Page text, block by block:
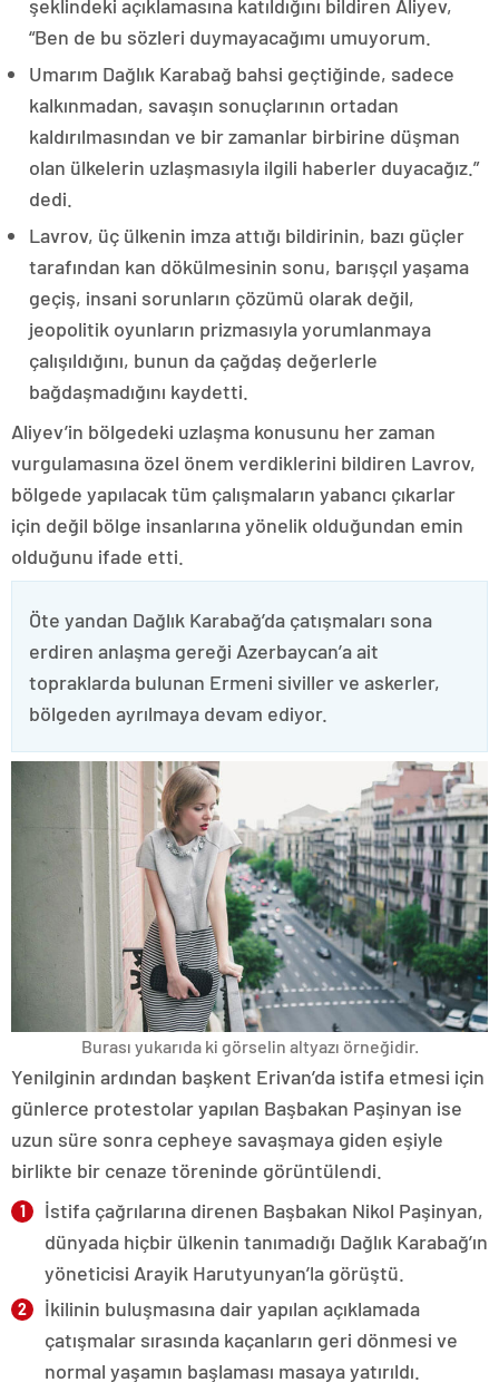
şeklindeki açıklamasına katıldığını bildiren Aliyev,
“Ben de bu sözleri duymayacağımı umuyorum.
Umarım Dağlık Karabağ bahsi geçtiğinde, sadece
kalkınmadan, savaşın sonuçlarının ortadan
kaldırılmasından ve bir zamanlar birbirine düşman
olan ülkelerin uzlaşmasıyla ilgili haberler duyacağız.”
dedi.
Lavrov, üç ülkenin imza attığı bildirinin, bazı güçler
tarafından kan dökülmesinin sonu, barışçıl yaşama
geçiş, insani sorunların çözümü olarak değil,
jeopolitik oyunların prizmasıyla yorumlanmaya
çalışıldığını, bunun da çağdaş değerlerle
bağdaşmadığını kaydetti.
Aliyev’in bölgedeki uzlaşma konusunu her zaman
vurgulamasına özel önem verdiklerini bildiren Lavrov,
bölgede yapılacak tüm çalışmaların yabancı çıkarlar
için değil bölge insanlarına yönelik olduğundan emin
olduğunu ifade etti.
Öte yandan Dağlık Karabağ’da çatışmaları sona
erdiren anlaşma gereği Azerbaycan’a ait
topraklarda bulunan Ermeni siviller ve askerler,
bölgeden ayrılmaya devam ediyor.
Burası yukarıda ki görselin altyazı örneğidir.
Yenilginin ardından başkent Erivan’da istifa etmesi için
günlerce protestolar yapılan Başbakan Paşinyan ise
uzun süre sonra cepheye savaşmaya giden eşiyle
birlikte bir cenaze töreninde görüntülendi.
İstifa çağrılarına direnen Başbakan Nikol Paşinyan,
dünyada hiçbir ülkenin tanımadığı Dağlık Karabağ’ın
yöneticisi Arayik Harutyunyan’la görüştü.
İkilinin buluşmasına dair yapılan açıklamada
çatışmalar sırasında kaçanların geri dönmesi ve
normal yaşamın başlaması masaya yatırıldı.